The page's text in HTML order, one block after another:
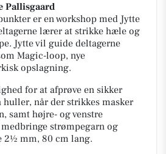
Pallisgaard
er en workshop med Jytte
lærer at strikke hæle og
Jytte vil guide deltagerne
Magic-loop, nye
opslagning.
for at afprøve en sikker
når der strikkes masker
samt højre- og venstre
strømpegarn og
2½ mm, 80 cm lang.